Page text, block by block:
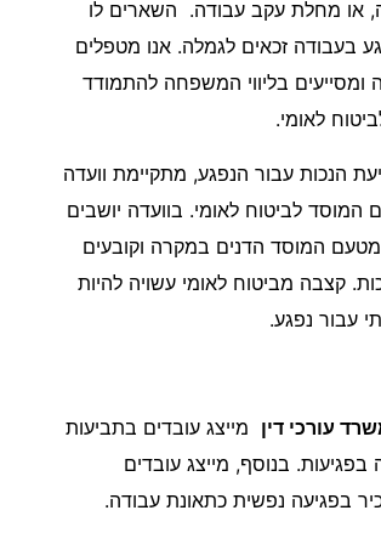
או מחלת עקב עבודה. השארים לו
בעבודה זכאים לגמלה. אנו מטפלים
ומסייעים בליווי המשפחה להתמודד
לאומי.
הנכות עבור הנפגע, מתקיימת וועדה
המוסד לביטוח לאומי. בוועדה יושבים
המוסד הדנים במקרה וקובעים
קצבה מביטוח לאומי עשויה להיות
עבור נפגע.
עורכי דין מייצג עובדים בתביעות
בנוסף, מייצג עובדים
בפגיעה נפשית כתאונת עבודה.